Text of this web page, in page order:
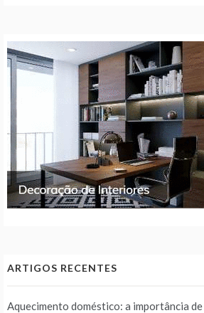
ARTIGOS RECENTES
Aquecimento doméstico: a importância